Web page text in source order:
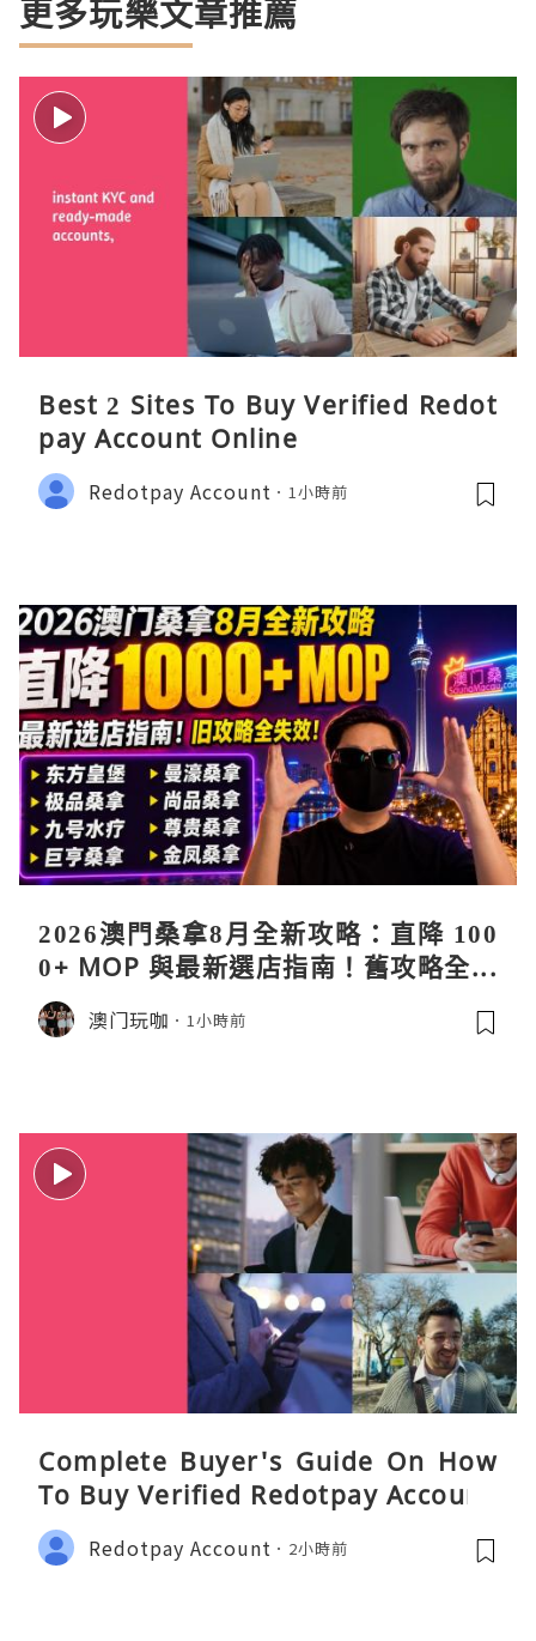
更多玩樂文章推薦
Best 2 Sites To Buy Verified Redot
pay Account Online
Redotpay Account 1小時前
2026澳門桑拿8月全新攻略：直降 100
0+ MOP 與最新選店指南！舊攻略全失
效！
澳门玩咖 1小時前
Complete Buyer's Guide On How
To Buy Verified Redotpay Account
Redotpay Account 2小時前